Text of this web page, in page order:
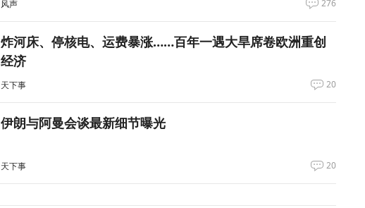
风声 276
炸河床、停核电、运费暴涨……百年一遇大旱席卷欧洲重创
经济
天下事 20
伊朗与阿曼会谈最新细节曝光
天下事 20